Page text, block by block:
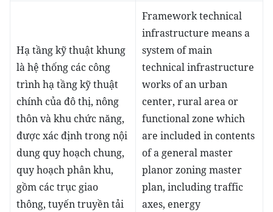
Hạ tầng kỹ thuật khung
là hệ thống các công
trình hạ tầng kỹ thuật
chính của đô thị, nông
thôn và khu chức năng,
được xác định trong nội
dung quy hoạch chung,
quy hoạch phân khu,
gồm các trục giao
thông, tuyến truyền tải
Framework technical
infrastructure means a
system of main
technical infrastructure
works of an urban
center, rural area or
functional zone which
are included in contents
of a general master
planor zoning master
plan, including traffic
axes, energy